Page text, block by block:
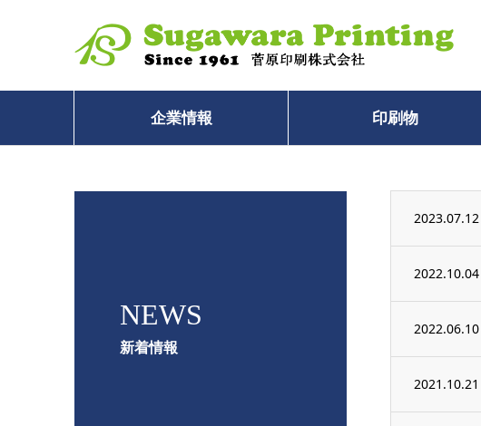
企業情報 印刷物
NEWS
新着情報
2023.07.12
2022.10.04
2022.06.10
2021.10.21